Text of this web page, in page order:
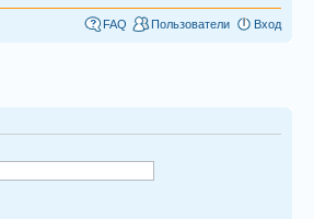
FAQ Пользователи Вход